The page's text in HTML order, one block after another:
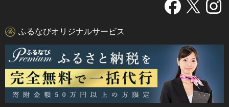
ふるなびオリジナルサービス